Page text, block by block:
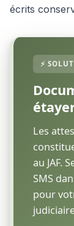
écrits
Les
au JAF.
SMS
pour